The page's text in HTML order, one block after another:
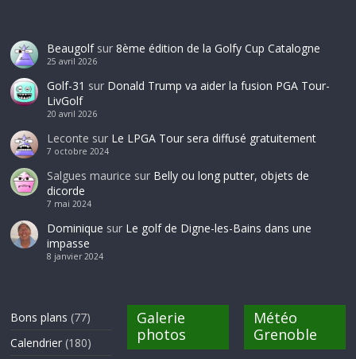
Beaugolfsur 8ème édition de la Golfy Cup Catalogne
25 avril 2026
Golf-31 sur Donald Trump va aider la fusion PGA Tour-
LivGolf
20 avril 2026
Leconte sur Le LPGA Tour sera diffusé gratuitement
7 octobre 2024
Salgues maurice sur Belly ou long putter, objets de
dicorde
7 mai 2024
Dominique sur Le golf de Digne-les-Bains dans une
impasse
8 janvier 2024
Bons plans (77)
Calendrier (180)
Galerie
photos
Météo
Grenoble